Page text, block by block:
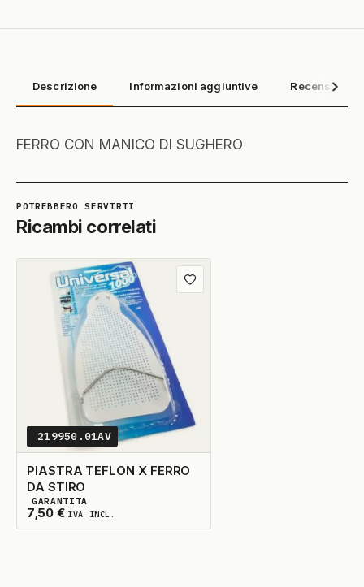
Descrizione Informazioni aggiuntive Recensioni
FERRO CON MANICO DI SUGHERO
Ricambi correlati
Aggiungi
ai
219950.01AV
PIASTRA TEFLON X FERRO
DA STIRO
7,50 € IVA INCL.
3DISPONIBILI
GARANTITA